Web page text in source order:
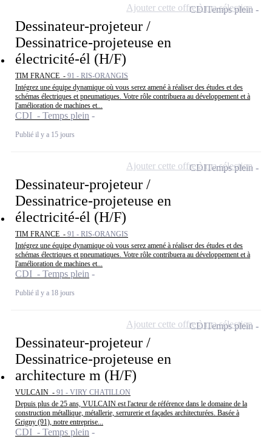
Dessinateur-projeteur /
Dessinatrice-projeteuse en
électricité-él (H/F)
TIM FRANCE - 91 - RIS-ORANGIS
Intégrez une équipe dynamique où vous serez amené à réaliser des études et des
schémas électriques et pneumatiques. Votre rôle contribuera au développement et à
l'amélioration de machines et...
CDI - Temps plein
Publié il y a 15 jours
CDITemps plein
Ajouter cette offre à ma sélection
Dessinateur-projeteur /
Dessinatrice-projeteuse en
électricité-él (H/F)
TIM FRANCE - 91 - RIS-ORANGIS
Intégrez une équipe dynamique où vous serez amené à réaliser des études et des
schémas électriques et pneumatiques. Votre rôle contribuera au développement et à
l'amélioration de machines et...
CDI - Temps plein
Publié il y a 18 jours
CDITemps plein
Ajouter cette offre à ma sélection
Dessinateur-projeteur /
Dessinatrice-projeteuse en
architecture m (H/F)
VULCAIN - 91 - VIRY CHATILLON
Depuis plus de 25 ans, VULCAIN est l'acteur de référence dans le domaine de la
construction métallique, métallerie, serrurerie et façades architecturées. Basée à
Grigny (91), notre entreprise...
CDI - Temps plein
CDITemps plein
Ajouter cette offre à ma sélection